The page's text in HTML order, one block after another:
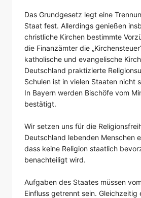
Das Grundgesetz legt eine
Staat fest. Allerdings genießen
christliche Kirchen bestimmte
die Finanzämter die
katholische und evangelische
Deutschland praktizierte
Schulen ist in vielen Staaten nicht
In Bayern werden Bischöfe vom
bestätigt.
Wir setzen uns für die
Deutschland lebenden Menschen
dass keine Religion staatlich
benachteiligt wird.
Aufgaben des Staates müssen
Einfluss getrennt sein. Gleichzeitig